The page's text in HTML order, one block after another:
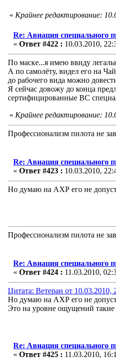
« Крайнее редактирование:
Re: Авиация специального
« Ответ #422 : 10.03.2010,
По маске...я имею ввиду
А по самолёту, видел его на
до рабочего вида можно
Я сейчас довожу до конца
сертифицированные ВС
« Крайнее редактирование:
Профессионализм пилота не
Re: Авиация специального
« Ответ #423 : 10.03.2010,
Но думаю на АХР его не
Профессионализм пилота не
Re: Авиация специального
« Ответ #424 : 11.03.2010,
Цитата: Ветеран от 10.03.2010,
Но думаю на АХР его не
Это на уровне ощущений такие
Re: Авиация специального
« Ответ #425 : 11.03.2010,